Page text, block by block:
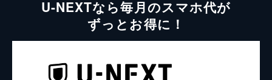
U-NEXTなら毎月のスマホ代が
ずっとお得に！